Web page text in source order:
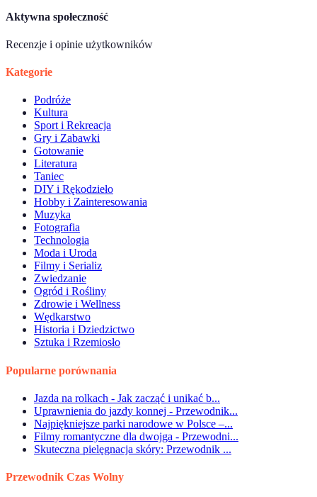
Aktywna społeczność
Recenzje i opinie użytkowników
Kategorie
Podróże
Kultura
Sport i Rekreacja
Gry i Zabawki
Gotowanie
Literatura
Taniec
DIY i Rękodzieło
Hobby i Zainteresowania
Muzyka
Fotografia
Technologia
Moda i Uroda
Filmy i Serializ
Zwiedzanie
Ogród i Rośliny
Zdrowie i Wellness
Wędkarstwo
Historia i Dziedzictwo
Sztuka i Rzemiosło
Popularne porównania
Jazda na rolkach - Jak zacząć i unikać b...
Uprawnienia do jazdy konnej - Przewodnik...
Najpiękniejsze parki narodowe w Polsce –...
Filmy romantyczne dla dwojga - Przewodni...
Skuteczna pielęgnacja skóry: Przewodnik ...
Przewodnik Czas Wolny